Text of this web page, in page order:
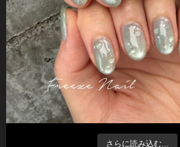
さらに読み込む...